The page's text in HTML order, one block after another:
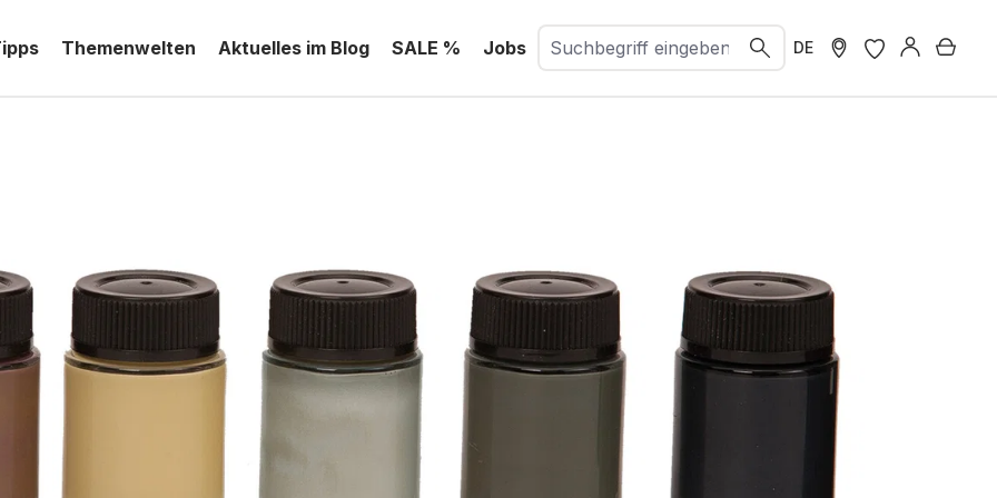
Themenwelten Aktuelles im Blog SALE % Jobs DE